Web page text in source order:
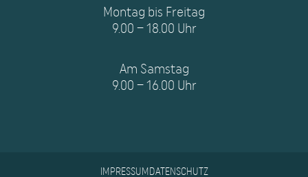
Montag bis Freitag
9.00 – 18.00 Uhr
Am Samstag
9.00 – 16.00 Uhr
IMPRESSUMDATENSCHUTZ